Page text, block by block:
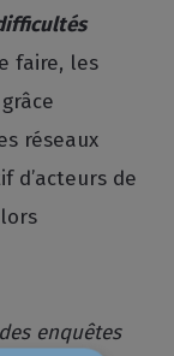
faire, les
réseaux
d’acteurs de
enquêtes